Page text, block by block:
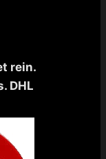
rein.
DHL